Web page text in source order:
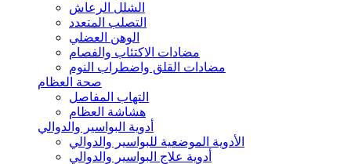
الشلل الرعاش
التصلب المتعدد
الوهن العضلي
مضادات الاكتئاب والفصام
مضادات القلق واضطراب النوم
صحة العظام
التهاب المفاصل
هشاشة العظام
أدوية البواسير والدوالي
الأدوية الموضعية للبواسير والدوالي
أدوية علاج البواسير والدوالي